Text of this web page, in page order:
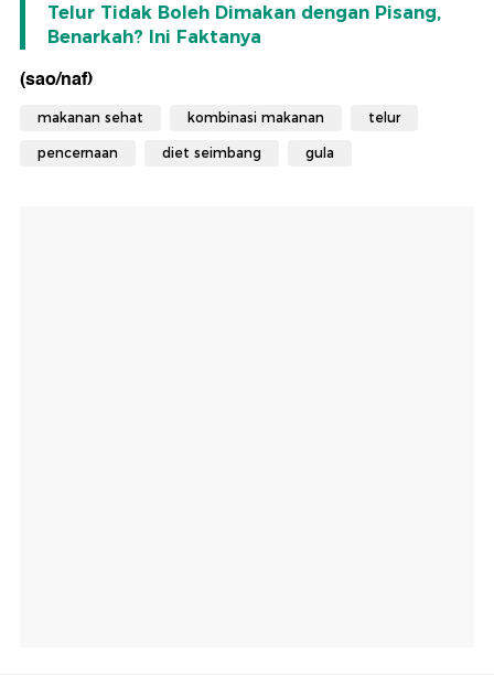
Telur Tidak Boleh Dimakan dengan Pisang,
Benarkah? Ini Faktanya
(sao/naf)
makanan sehat kombinasi makanan telur
pencernaan diet seimbang gula